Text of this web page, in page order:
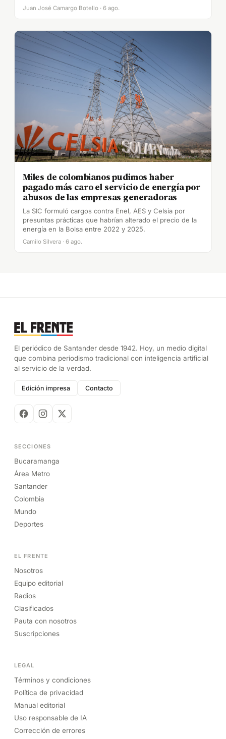
Juan José Camargo Botello · 6 ago.
Miles de colombianos pudimos haber
pagado más caro el servicio de energía por
abusos de las empresas generadoras
La SIC formuló cargos contra Enel, AES y Celsia por
presuntas prácticas que habrían alterado el precio de la
energía en la Bolsa entre 2022 y 2025.
Camilo Silvera · 6 ago.
El periódico de Santander desde 1942. Hoy, un medio digital
que combina periodismo tradicional con inteligencia artificial
al servicio de la verdad.
Edición impresa Contacto
SECCIONES
Bucaramanga
Área Metro
Santander
Colombia
Mundo
Deportes
EL FRENTE
Nosotros
Equipo editorial
Radios
Clasificados
Pauta con nosotros
Suscripciones
LEGAL
Términos y condiciones
Política de privacidad
Manual editorial
Uso responsable de IA
Corrección de errores